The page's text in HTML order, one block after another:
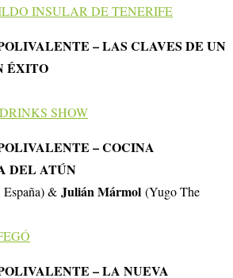
INSULAR DE TENERIFE
– LAS CLAVES DE UN
ÉXITO
SHOW
– COCINA
DEL ATÚN
& Julián Mármol (Yugo The
– LA NUEVA